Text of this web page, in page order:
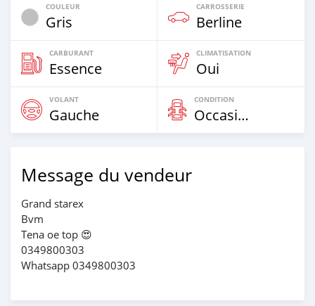
COULEUR
Gris
CARROSSERIE
Berline
CARBURANT
Essence
CLIMATISATION
Oui
VOLANT
Gauche
CONDITION
Occasion
Message du vendeur
Grand starex
Bvm
Tena oe top 😍
0349800303
Whatsapp 0349800303